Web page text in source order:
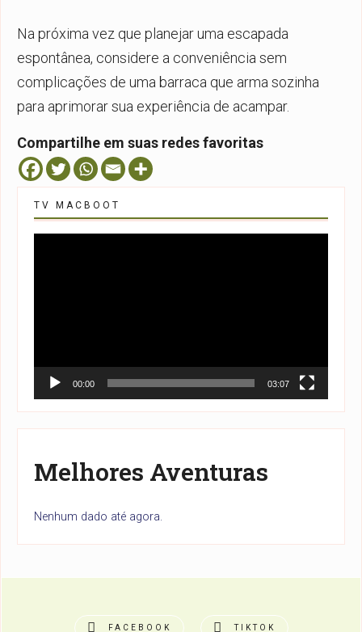
Na próxima vez que planejar uma escapada
espontânea, considere a conveniência sem
complicações de uma barraca que arma sozinha
para aprimorar sua experiência de acampar.
Compartilhe em suas redes favoritas
TV MACBOOT
00:00 03:07
Melhores Aventuras
Nenhum dado até agora.
FACEBOOK TIKTOK